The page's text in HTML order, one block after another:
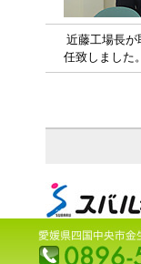
近藤工場長が
任致しました。